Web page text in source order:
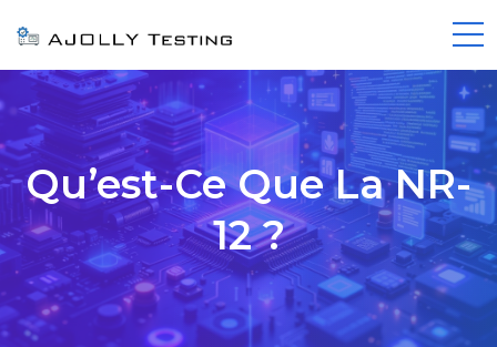
Qu’est-Ce Que La NR-
12 ?